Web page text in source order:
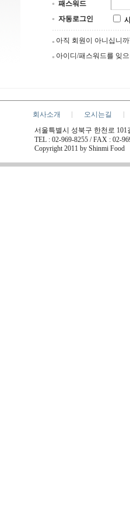
패스워드
자동로그인
아직 회원이 아니십니
아이디/패스워드를 잊
회사소개
오시는길
서울특별시 성북구 한천로 101
TEL : 02-969-8255 / FAX : 02-
Copyright 2011 by Shinmi Food